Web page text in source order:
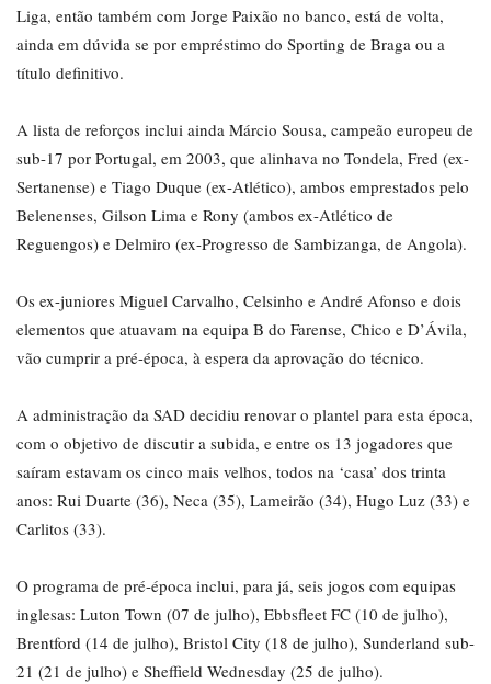
Liga, então também com Jorge Paixão no banco, está de volta,
ainda em dúvida se por empréstimo do Sporting de Braga ou a
título definitivo.
A lista de reforços inclui ainda Márcio Sousa, campeão europeu de
sub-17 por Portugal, em 2003, que alinhava no Tondela, Fred (ex-
Sertanense) e Tiago Duque (ex-Atlético), ambos emprestados pelo
Belenenses, Gilson Lima e Rony (ambos ex-Atlético de
Reguengos) e Delmiro (ex-Progresso de Sambizanga, de Angola).
Os ex-juniores Miguel Carvalho, Celsinho e André Afonso e dois
elementos que atuavam na equipa B do Farense, Chico e D’Ávila,
vão cumprir a pré-época, à espera da aprovação do técnico.
A administração da SAD decidiu renovar o plantel para esta época,
com o objetivo de discutir a subida, e entre os 13 jogadores que
saíram estavam os cinco mais velhos, todos na ‘casa’ dos trinta
anos: Rui Duarte (36), Neca (35), Lameirão (34), Hugo Luz (33) e
Carlitos (33).
O programa de pré-época inclui, para já, seis jogos com equipas
inglesas: Luton Town (07 de julho), Ebbsfleet FC (10 de julho),
Brentford (14 de julho), Bristol City (18 de julho), Sunderland sub-
21 (21 de julho) e Sheffield Wednesday (25 de julho).